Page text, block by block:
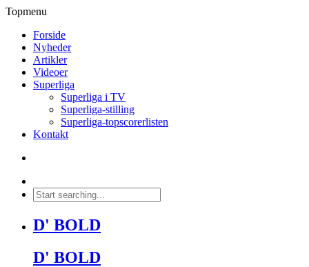
Topmenu
Forside
Nyheder
Artikler
Videoer
Superliga
Superliga i TV
Superliga-stilling
Superliga-topscorerlisten
Kontakt
D' BOLD
D' BOLD